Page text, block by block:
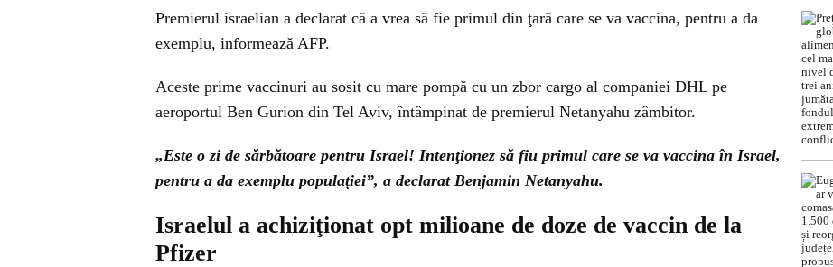
Premierul israelian a declarat că a vrea să fie primul din ţară care se va vaccina, pentru a da
exemplu, informează AFP.
Aceste prime vaccinuri au sosit cu mare pompă cu un zbor cargo al companiei DHL pe
aeroportul Ben Gurion din Tel Aviv, întâmpinat de premierul Netanyahu zâmbitor.
„Este o zi de sărbătoare pentru Israel! Intenţionez să fiu primul care se va vaccina în Israel,
pentru a da exemplu populaţiei”, a declarat Benjamin Netanyahu.
Israelul a achiziţionat opt milioane de doze de vaccin de la
Pfizer